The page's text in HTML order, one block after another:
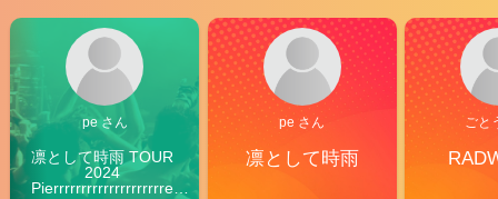
pe さん
凛として時雨 TOUR
2024
Pierrrrrrrrrrrrrrrrrrrre
pe さん
凛として時雨
ごと